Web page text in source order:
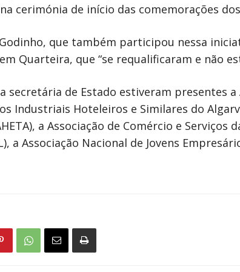
cerimónia de início das comemorações
que também participou nessa
em Quarteira, que “se requalificaram e
secretária de Estado estiveram presentes a
Industriais Hoteleiros e Similares do
a Associação de Comércio e Serviços
a Associação Nacional de Jovens